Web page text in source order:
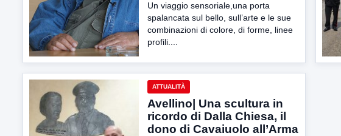
Un viaggio sensoriale,una porta
spalancata sul bello, sull’arte e le sue
combinazioni di colore, di forme, linee
profili....
ATTUALITÀ
Avellino| Una scultura in
ricordo di Dalla Chiesa, il
dono di Cavaiuolo all’Arma